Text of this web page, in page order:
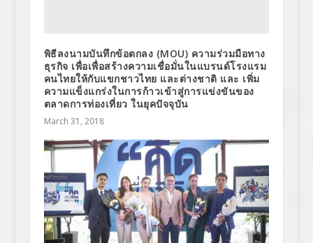
พิธีลงนามบันทึกข้อตกลง (MOU) ความร่วมมือทาง
ธุรกิจ เพื่อเพื่อสร้างความเชื่อมั่นในแบรนด์โรงแรม
คนไทยให้กับแขกชาวไทย และต่างชาติ และ เพิ่ม
ความแข็งแกร่งในการก้าวเข้าสู่การแข่งขันของ
ตลาดการท่องเที่ยว ในยุคปัจจุบัน
March 31, 2018